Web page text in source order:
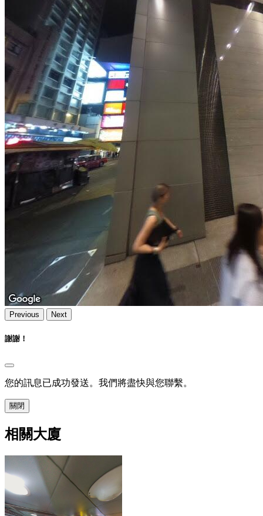
Previous Next
謝謝！
您的訊息已成功發送。我們將盡快與您聯繫。
關閉
相關大廈